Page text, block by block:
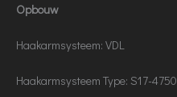
Opbouw
Haakarmsysteem: VDL
Haakarmsysteem Type: S17-4750